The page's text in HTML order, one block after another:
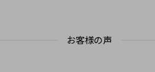
お客様の声